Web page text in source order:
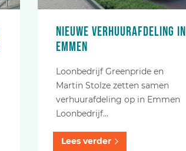
Nieuwe verhuurafdeling in
Emmen
Loonbedrijf Greenpride en
Martin Stolze zetten samen
verhuurafdeling op in Emmen
Loonbedrijf…
Lees verder